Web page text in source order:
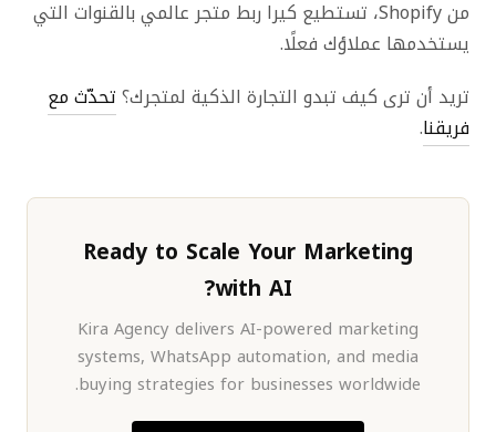
من Shopify، تستطيع كيرا ربط متجر عالمي بالقنوات التي
يستخدمها عملاؤك فعلًا.
تريد أن ترى كيف تبدو التجارة الذكية لمتجرك؟تحدّث مع
فريقنا.
Ready to Scale Your Marketing
with AI?
Kira Agency delivers AI-powered marketing
systems, WhatsApp automation, and media
buying strategies for businesses worldwide.